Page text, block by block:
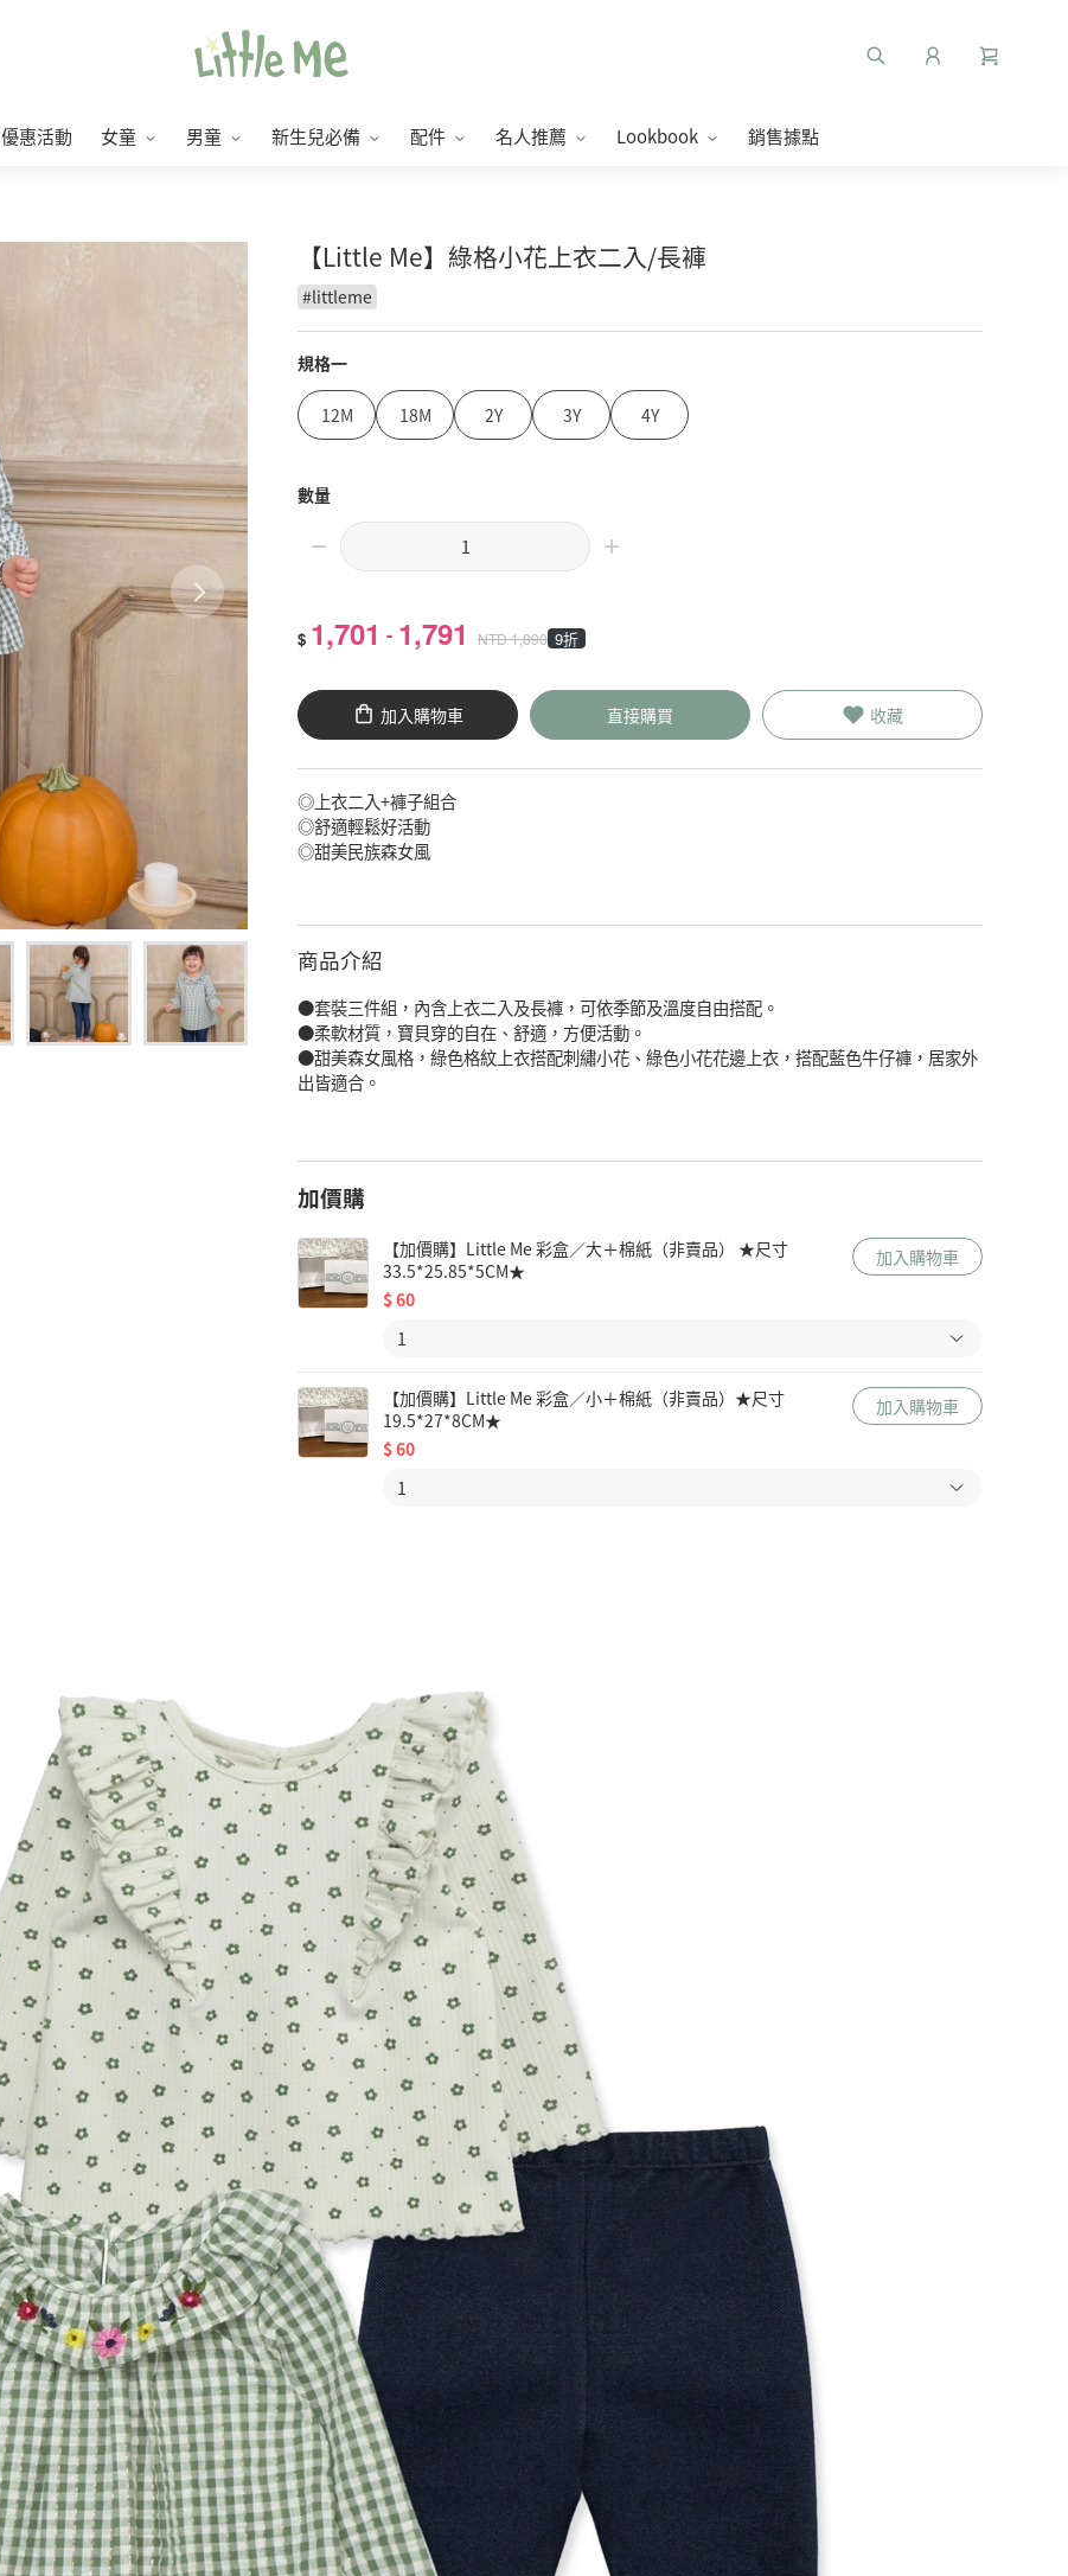
優惠活動 女童 男童 新生兒必備 配件 名人推薦 Lookbook 銷售據點
【Little Me】綠格小花上衣二入/長褲
#littleme
規格一
12M 18M 2Y 3Y 4Y
數量
$ 1,701 - 1,791 NTD1,890 9折
加入購物車 直接購買 收藏
◎上衣二入+褲子組合
◎舒適輕鬆好活動
◎甜美民族森女風
商品介紹
●套裝三件組，內含上衣二入及長褲，可依季節及溫度自由搭配。
●柔軟材質，寶貝穿的自在、舒適，方便活動。
●甜美森女風格，綠色格紋上衣搭配刺繡小花、綠色小花花邊上衣，搭配藍色牛仔褲，居家外
出皆適合。
加價購
【加價購】Little Me 彩盒／大＋棉紙（非賣品） ★尺寸
33.5*25.85*5CM★
$60
加入購物車
【加價購】Little Me 彩盒／小＋棉紙（非賣品）★尺寸
19.5*27*8CM★
$60
加入購物車